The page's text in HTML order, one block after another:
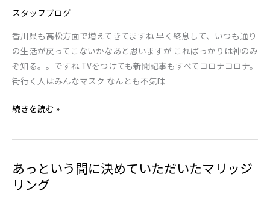
出
そ
う！！
スタッフブログ
香川県も高松方面で増えてきてますね 早く終息して、いつも通り
の生活が戻ってこないかなあと思いますが こればっかりは神のみ
ぞ知る。。ですね TVをつけても新聞記事もすべてコロナコロナ。
街行く人はみんなマスク なんとも不気味
に
負
け
る
な！！
川
も
た
ひ
続きを読む »
あっという間に決めていただいたマリッジ
リング
あ
っ